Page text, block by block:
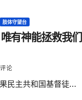
肢体守望台
有神能拯救我们
论
民主共和国基督徒…